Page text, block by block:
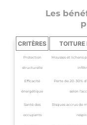
Les
CRITÈRES TOITURE
Protection
structurelle
Mousses et lichens
Efficacité
énergétique
Perte de 20-30%
selon
Santé des
occupants
Risques accrus de